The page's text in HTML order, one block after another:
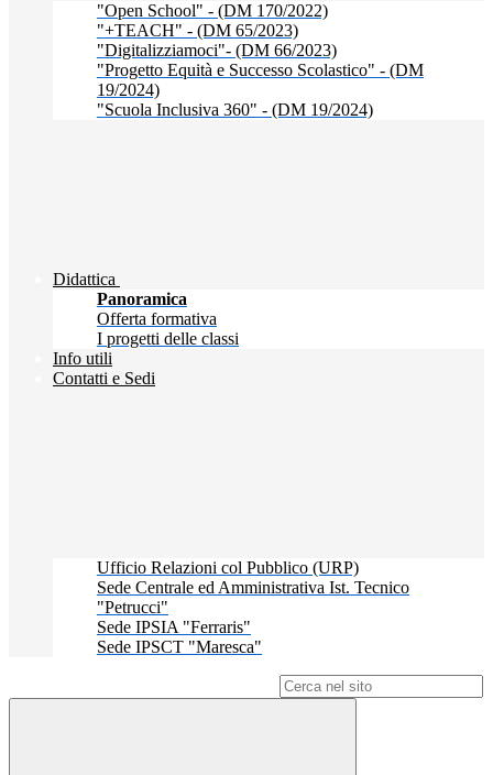
"Open School" - (DM 170/2022)
"+TEACH" - (DM 65/2023)
"Digitalizziamoci"- (DM 66/2023)
"Progetto Equità e Successo Scolastico" - (DM
19/2024)
"Scuola Inclusiva 360" - (DM 19/2024)
Didattica
Panoramica
Offerta formativa
I progetti delle classi
Info utili
Contatti e Sedi
Ufficio Relazioni col Pubblico (URP)
Sede Centrale ed Amministrativa Ist. Tecnico
"Petrucci"
Sede IPSIA "Ferraris"
Sede IPSCT "Maresca"